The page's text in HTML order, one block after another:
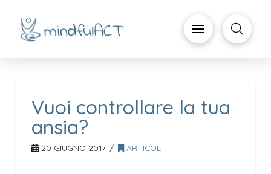
Vuoi controllare la tua
ansia?
20 GIUGNO 2017 ARTICOLI